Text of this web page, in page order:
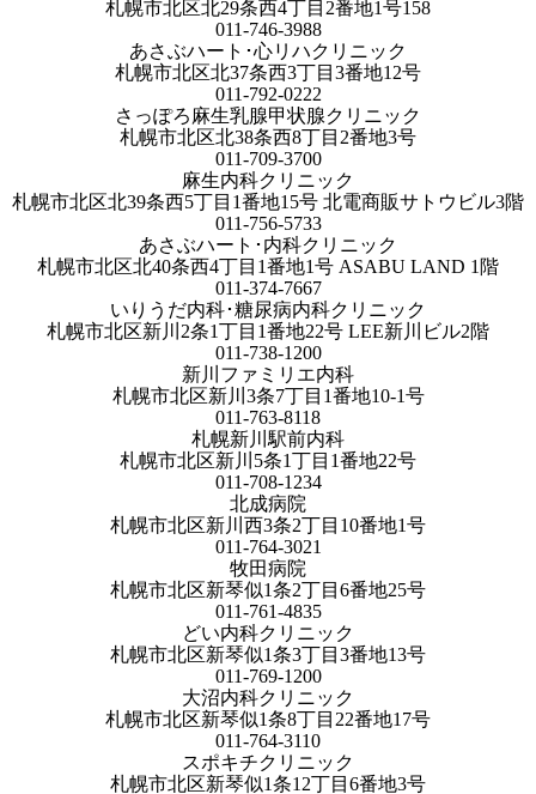
札幌市北区北29条西4丁目2番地1号158
011-746-3988
あさぶハート･心リハクリニック
札幌市北区北37条西3丁目3番地12号
011-792-0222
さっぽろ麻生乳腺甲状腺クリニック
札幌市北区北38条西8丁目2番地3号
011-709-3700
麻生内科クリニック
札幌市北区北39条西5丁目1番地15号 北電商販サトウビル3階
011-756-5733
あさぶハート･内科クリニック
札幌市北区北40条西4丁目1番地1号 ASABU LAND 1階
011-374-7667
いりうだ内科･糖尿病内科クリニック
札幌市北区新川2条1丁目1番地22号 LEE新川ビル2階
011-738-1200
新川ファミリエ内科
札幌市北区新川3条7丁目1番地10-1号
011-763-8118
札幌新川駅前内科
札幌市北区新川5条1丁目1番地22号
011-708-1234
北成病院
札幌市北区新川西3条2丁目10番地1号
011-764-3021
牧田病院
札幌市北区新琴似1条2丁目6番地25号
011-761-4835
どい内科クリニック
札幌市北区新琴似1条3丁目3番地13号
011-769-1200
大沼内科クリニック
札幌市北区新琴似1条8丁目22番地17号
011-764-3110
スポキチクリニック
札幌市北区新琴似1条12丁目6番地3号